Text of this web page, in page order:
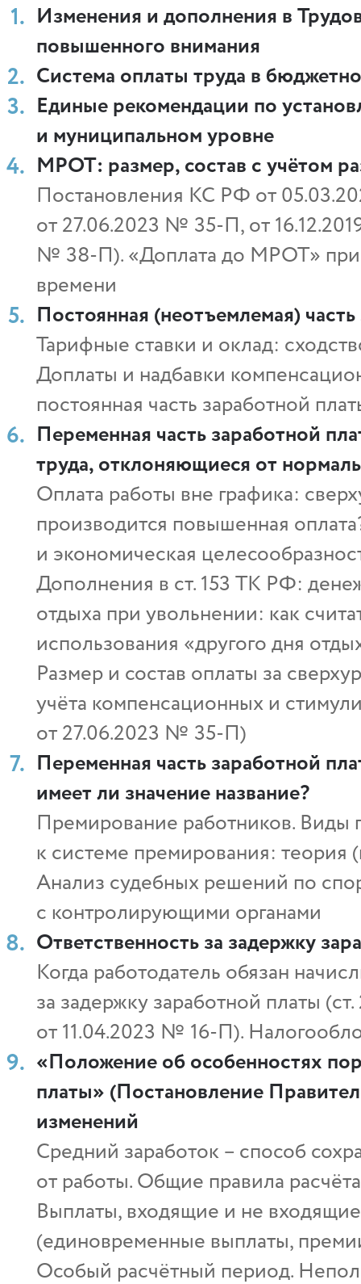
Изменения и дополнения в
повышенного внимания
Система оплаты труда в
Единые рекомендации по
и муниципальном уровне
МРОТ: размер, состав с учётом
Постановления КС РФ от
от 27.06.2023 № 35‑П, от
№ 38‑П). «Доплата до МРОТ» при
времени
Постоянная (неотъемлемая)
Тарифные ставки и оклад:
Доплаты и надбавки
постоянная часть заработной
Переменная часть заработной
труда, отклоняющиеся от
Оплата работы вне графика:
производится повышенная
и экономическая
Дополнения в ст. 153 ТК РФ:
отдыха при увольнении: как
использования «другого дня
Размер и состав оплаты за
учёта компенсационных и
от 27.06.2023 № 35-П)
Переменная часть заработной
имеет ли значение название?
Премирование работников. Виды
к системе премирования: теория
Анализ судебных решений по
с контролирующими органами
Ответственность за задержку
Когда работодатель обязан
за задержку заработной платы
от 11.04.2023 № 16-П).
«Положение об особенностях
платы» (Постановление
изменений
Средний заработок – способ
от работы. Общие правила расчёта
Выплаты, входящие и не входящие
(единовременные выплаты,
Особый расчётный период.